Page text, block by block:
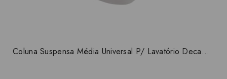
Coluna Suspensa Média Universal P/ Lavatório Deca CS.1.17